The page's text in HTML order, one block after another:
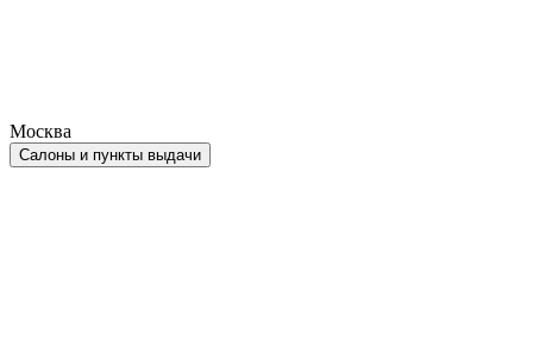
Москва
Салоны и пункты выдачи